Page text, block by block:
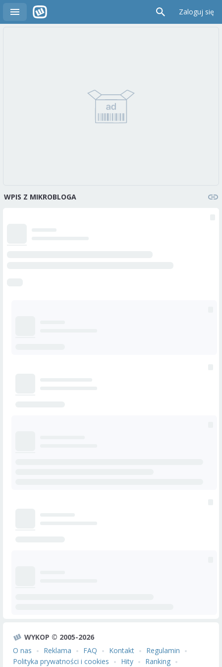
Zaloguj się
WPIS Z MIKROBLOGA
WYKOP © 2005-2026
O nas
Reklama FAQ Kontakt
Regulamin
Polityka prywatności i cookies
Hity Ranking